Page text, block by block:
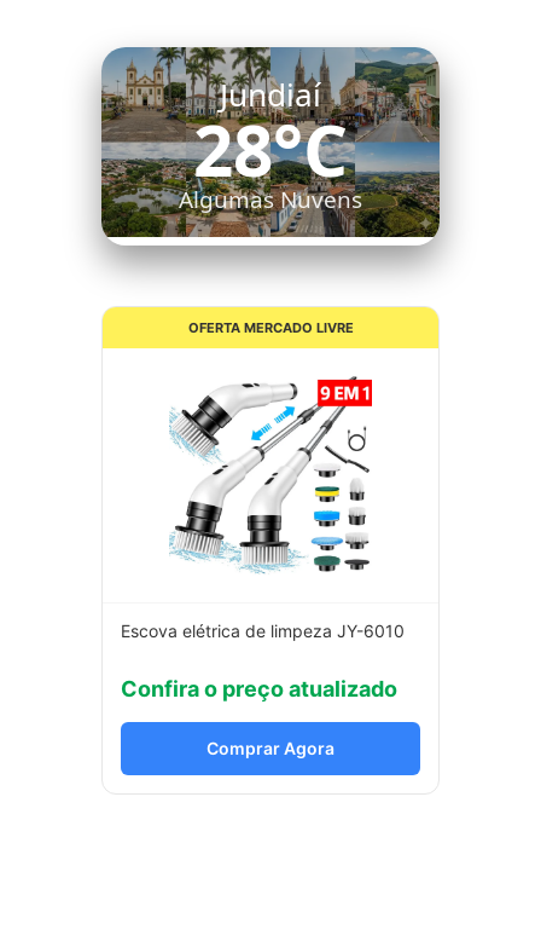
Jundiaí
28°C
Algumas Nuvens
OFERTA MERCADO LIVRE
Escova elétrica de limpeza JY-6010
Confira o preço atualizado
Comprar Agora